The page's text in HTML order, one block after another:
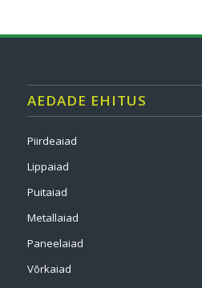
AEDADE EHITUS
Piirdeaiad
Lippaiad
Puitaiad
Metallaiad
Paneelaiad
Võrkaiad